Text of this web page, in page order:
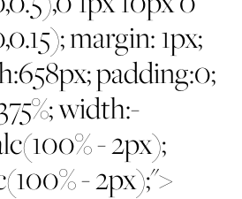
margin: 1px;
padding:0;
width:-
- 2px);
- 2px);">